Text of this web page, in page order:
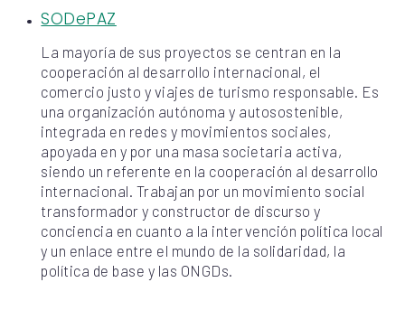
SODePAZ
La mayoría de sus proyectos se centran en la
cooperación al desarrollo internacional, el
comercio justo y viajes de turismo responsable. Es
una organización autónoma y autosostenible,
integrada en redes y movimientos sociales,
apoyada en y por una masa societaria activa,
siendo un referente en la cooperación al desarrollo
internacional. Trabajan por un movimiento social
transformador y constructor de discurso y
conciencia en cuanto a la intervención política local
y un enlace entre el mundo de la solidaridad, la
política de base y las ONGDs.